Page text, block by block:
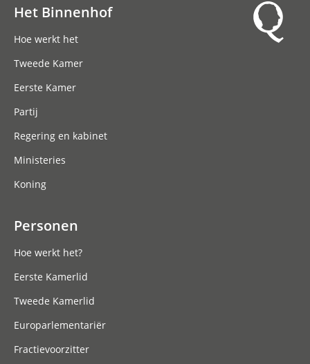
Het Binnenhof
Hoe werkt het
Tweede Kamer
Eerste Kamer
Partij
Regering en kabinet
Ministeries
Koning
Personen
Hoe werkt het?
Eerste Kamerlid
Tweede Kamerlid
Europarlementariër
Fractievoorzitter